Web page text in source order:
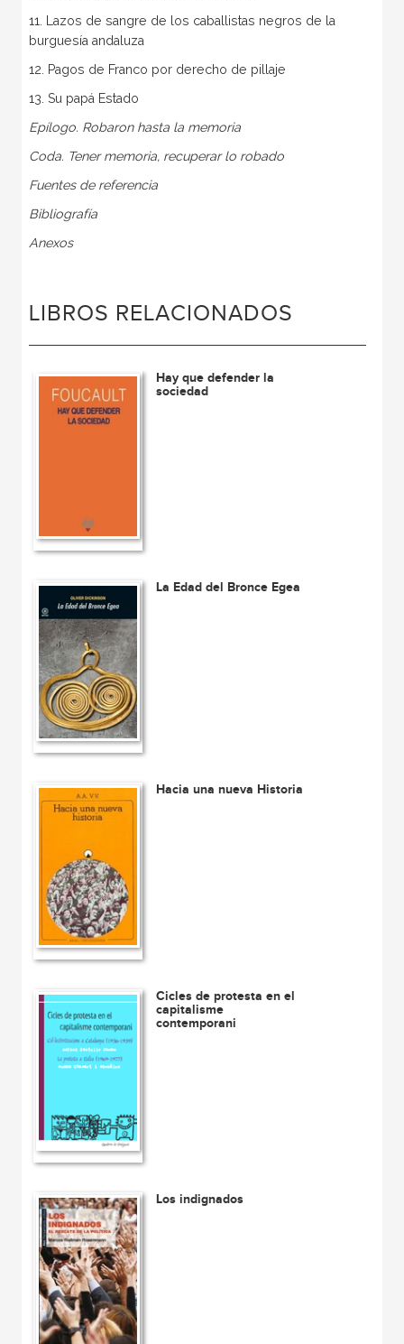
11. Lazos de sangre de los caballistas negros de la
burguesía andaluza
12. Pagos de Franco por derecho de pillaje
13. Su papá Estado
Epílogo. Robaron hasta la memoria
Coda. Tener memoria, recuperar lo robado
Fuentes de referencia
Bibliografía
Anexos
LIBROS RELACIONADOS
Hay que defender la
sociedad
La Edad del Bronce Egea
Hacia una nueva Historia
Cicles de protesta en el
capitalisme
contemporani
Los indignados